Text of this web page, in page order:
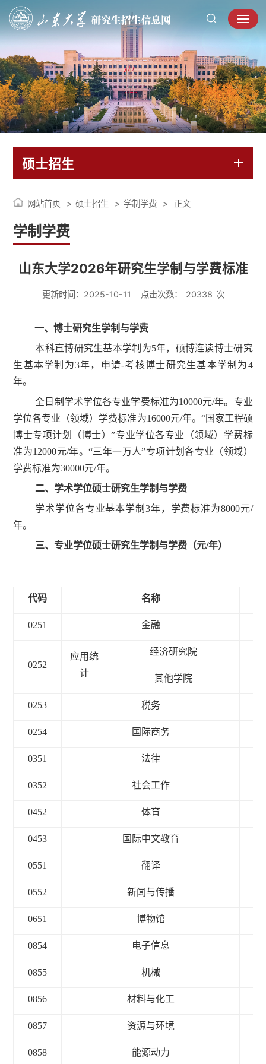
硕士招生
学制学费
网站首页 硕士招生 学制学费 正文
山东大学2026年研究生学制与学费标准
更新时间：2025-10-11 点击次数： 20338 次
一、博士研究生学制与学费
本科直博研究生基本学制为5年，硕博连读博士研究
生基本学制为3年，申请-考核博士研究生基本学制为4
年。
全日制学术学位各专业学费标准为10000元/年。专业
学位各专业（领域）学费标准为16000元/年。“国家工程硕
博士专项计划（博士）”专业学位各专业（领域）学费标
准为12000元/年。“三年一万人”专项计划各专业（领域）
学费标准为30000元/年。
二、学术学位硕士研究生学制与学费
学术学位各专业基本学制3年，学费标准为8000元/
年。
三、专业学位硕士研究生学制与学费（元/年）
代码 名称
0251 金融
0252
应用统
计
经济研究院
其他学院
0253 税务
0254 国际商务
0351 法律
0352 社会工作
0452 体育
0453 国际中文教育
0551 翻译
0552 新闻与传播
0651 博物馆
0854 电子信息
0855 机械
0856 材料与化工
0857 资源与环境
0858 能源动力